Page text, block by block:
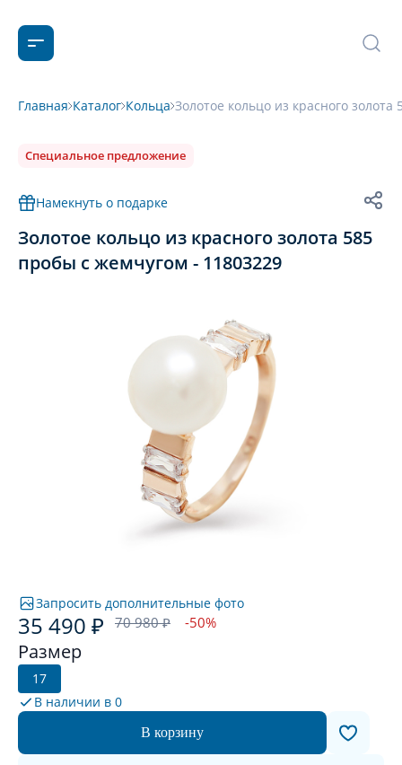
Главная Каталог Кольца Золотое кольцо из красного
Специальное предложение
Намекнуть о подарке
Золотое кольцо из красного золота 585
пробы с жемчугом - 11803229
Запросить дополнительные фото
35 490 ₽ 70 980 ₽ -50%
Размер
17
В наличии в 0
В корзину